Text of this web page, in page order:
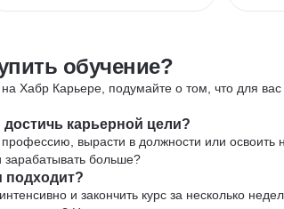
обучение?
Хабр Карьере, подумайте о том, что для вас
карьерной цели?
вырасти в должности или
больше?
подходит?
и закончить курс за несколько